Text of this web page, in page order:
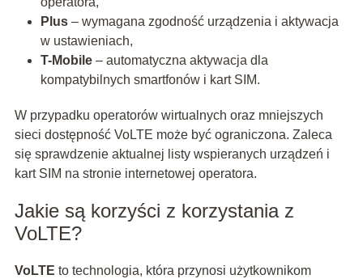
Plus– wymagana zgodność urządzenia i aktywacja
w ustawieniach,
T-Mobile– automatyczna aktywacja dla
kompatybilnych smartfonów i kart SIM.
W przypadku operatorów wirtualnych oraz mniejszych
sieci dostępność VoLTE może być ograniczona. Zaleca
się sprawdzenie aktualnej listy wspieranych urządzeń i
kart SIM na stronie internetowej operatora.
Jakie są korzyści z korzystania z
VoLTE?
VoLTE to technologia, która przynosi użytkownikom